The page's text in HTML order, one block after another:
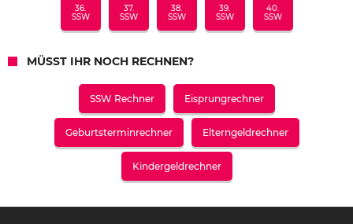
36.
SSW
37.
SSW
38.
SSW
39.
SSW
40.
SSW
MÜSST IHR NOCH RECHNEN?
SSW Rechner Eisprungrechner
Geburtsterminrechner Elterngeldrechner
Kindergeldrechner